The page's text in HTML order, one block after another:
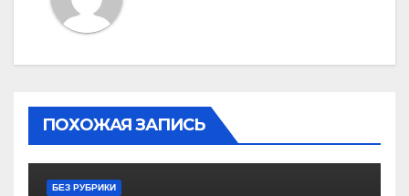
ПОХОЖАЯ ЗАПИСЬ
БЕЗ РУБРИКИ